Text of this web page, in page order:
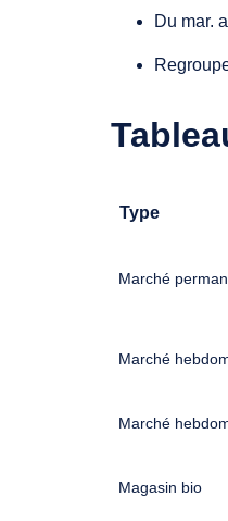
Du mar.
Type
Marché
Marché
Marché
Magasin bio